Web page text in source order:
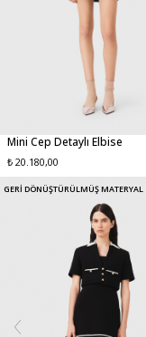
Mini Cep Detaylı Elbise
₺ 20.180,00
GERİ DÖNÜŞTÜRÜLMÜŞ MATERYAL